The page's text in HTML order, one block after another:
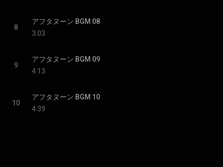
8
アフタヌーン BGM 08
3:03
9
アフタヌーン BGM 09
4:13
10
アフタヌーン BGM 10
4:39